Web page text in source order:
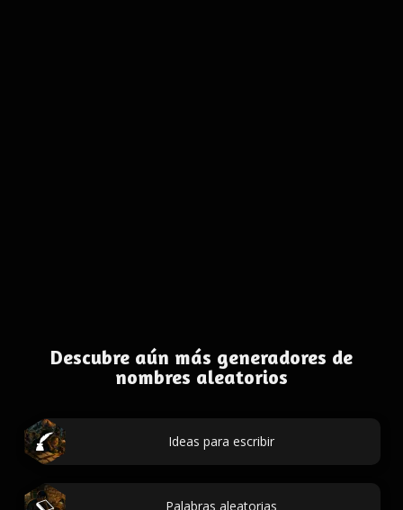
Descubre aún más generadores de
nombres aleatorios
Ideas para escribir
Palabras aleatorias